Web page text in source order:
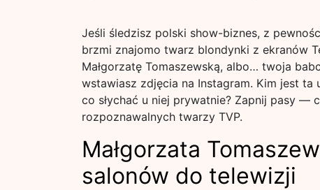
Jeśli śledzisz polski show-biznes, z
brzmi znajomo twarz blondynki z ekranów
Małgorzatę Tomaszewską, albo… twoja
wstawiasz zdjęcia na Instagram. Kim jest ta
co słychać u niej prywatnie? Zapnij pasy —
rozpoznawalnych twarzy TVP.
Małgorzata
salonów do telewizji